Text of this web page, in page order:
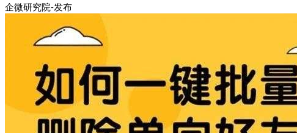
企微研究院-发布